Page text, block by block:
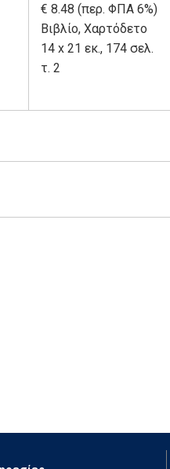
€ 8.48 (περ. ΦΠΑ 6%)
Βιβλίο, Χαρτόδετο
14 x 21 εκ., 174 σελ.
τ. 2